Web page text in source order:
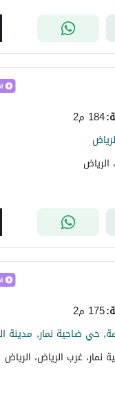
:184 م2
:175 م2
غرب الرياض، الرياض